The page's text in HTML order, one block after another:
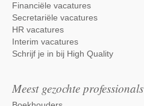
Financiële vacatures
Secretariële vacatures
HR vacatures
Interim vacatures
Schrijf je in bij High Quality
Meest gezochte professionals